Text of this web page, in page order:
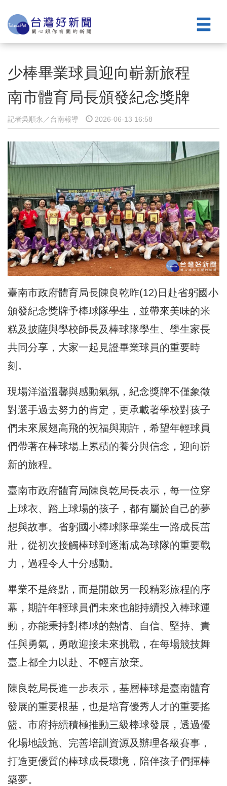
少棒畢業球員迎向嶄新旅程
南市體育局長頒發紀念獎牌
記者吳順永／台南報導 2026-06-13 16:58
臺南市政府體育局長陳良乾昨(12)日赴省躬國小
頒發紀念獎牌予棒球隊學生，並帶來美味的米
糕及披薩與學校師長及棒球隊學生、學生家長
共同分享，大家一起見證畢業球員的重要時
刻。
現場洋溢溫馨與感動氣氛，紀念獎牌不僅象徵
對選手過去努力的肯定，更承載著學校對孩子
們未來展翅高飛的祝福與期許，希望年輕球員
們帶著在棒球場上累積的養分與信念，迎向嶄
新的旅程。
臺南市政府體育局陳良乾局長表示，每一位穿
上球衣、踏上球場的孩子，都有屬於自己的夢
想與故事。省躬國小棒球隊畢業生一路成長茁
壯，從初次接觸棒球到逐漸成為球隊的重要戰
力，過程令人十分感動。
畢業不是終點，而是開啟另一段精彩旅程的序
幕，期許年輕球員們未來也能持續投入棒球運
動，亦能秉持對棒球的熱情、自信、堅持、責
任與勇氣，勇敢迎接未來挑戰，在每場競技舞
臺上都全力以赴、不輕言放棄。
陳良乾局長進一步表示，基層棒球是臺南體育
發展的重要根基，也是培育優秀人才的重要搖
籃。市府持續積極推動三級棒球發展，透過優
化場地設施、完善培訓資源及辦理各級賽事，
打造更優質的棒球成長環境，陪伴孩子們揮棒
築夢。